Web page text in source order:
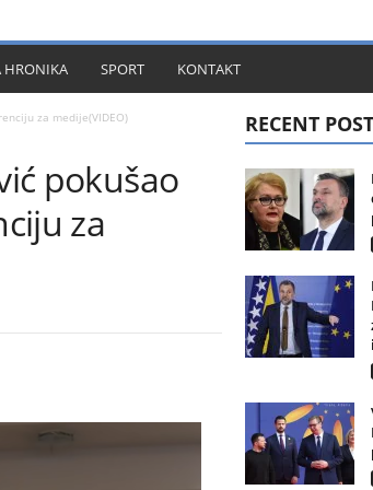
HRONIKA SPORT KONTAKT
za medije(VIDEO)
pokušao
za
RECENT